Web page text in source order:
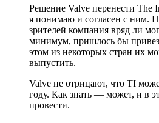
Решение Valve перенести The
я понимаю и согласен с ним.
зрителей компания вряд ли
минимум, пришлось бы
этом из некоторых стран их
выпустить.
Valve не отрицают, что TI
году. Как знать — может, и в
провести.